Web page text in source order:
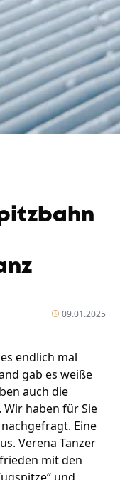
09.01.2025
endlich mal
gab es weiße
auch die
haben für Sie
Eine
Verena Tanzer
mit den